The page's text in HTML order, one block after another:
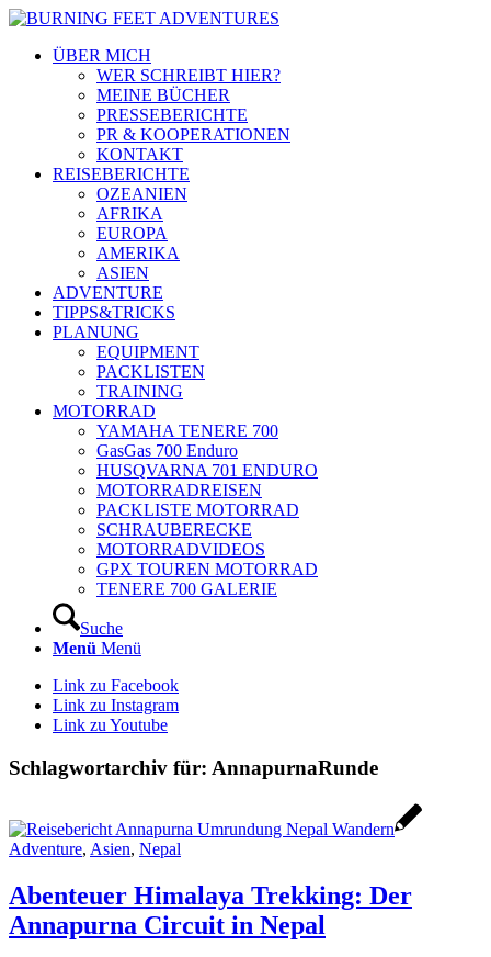
ÜBER MICH
WER SCHREIBT HIER?
MEINE BÜCHER
PRESSEBERICHTE
PR & KOOPERATIONEN
KONTAKT
REISEBERICHTE
OZEANIEN
AFRIKA
EUROPA
AMERIKA
ASIEN
ADVENTURE
TIPPS&TRICKS
PLANUNG
EQUIPMENT
PACKLISTEN
TRAINING
MOTORRAD
YAMAHA TENERE 700
GasGas 700 Enduro
HUSQVARNA 701 ENDURO
MOTORRADREISEN
PACKLISTE MOTORRAD
SCHRAUBERECKE
MOTORRADVIDEOS
GPX TOUREN MOTORRAD
TENERE 700 GALERIE
Suche
Menü Menü
Link zu Facebook
Link zu Instagram
Link zu Youtube
Schlagwortarchiv für: AnnapurnaRunde
Adventure, Asien, Nepal
Abenteuer Himalaya Trekking: Der
Annapurna Circuit in Nepal